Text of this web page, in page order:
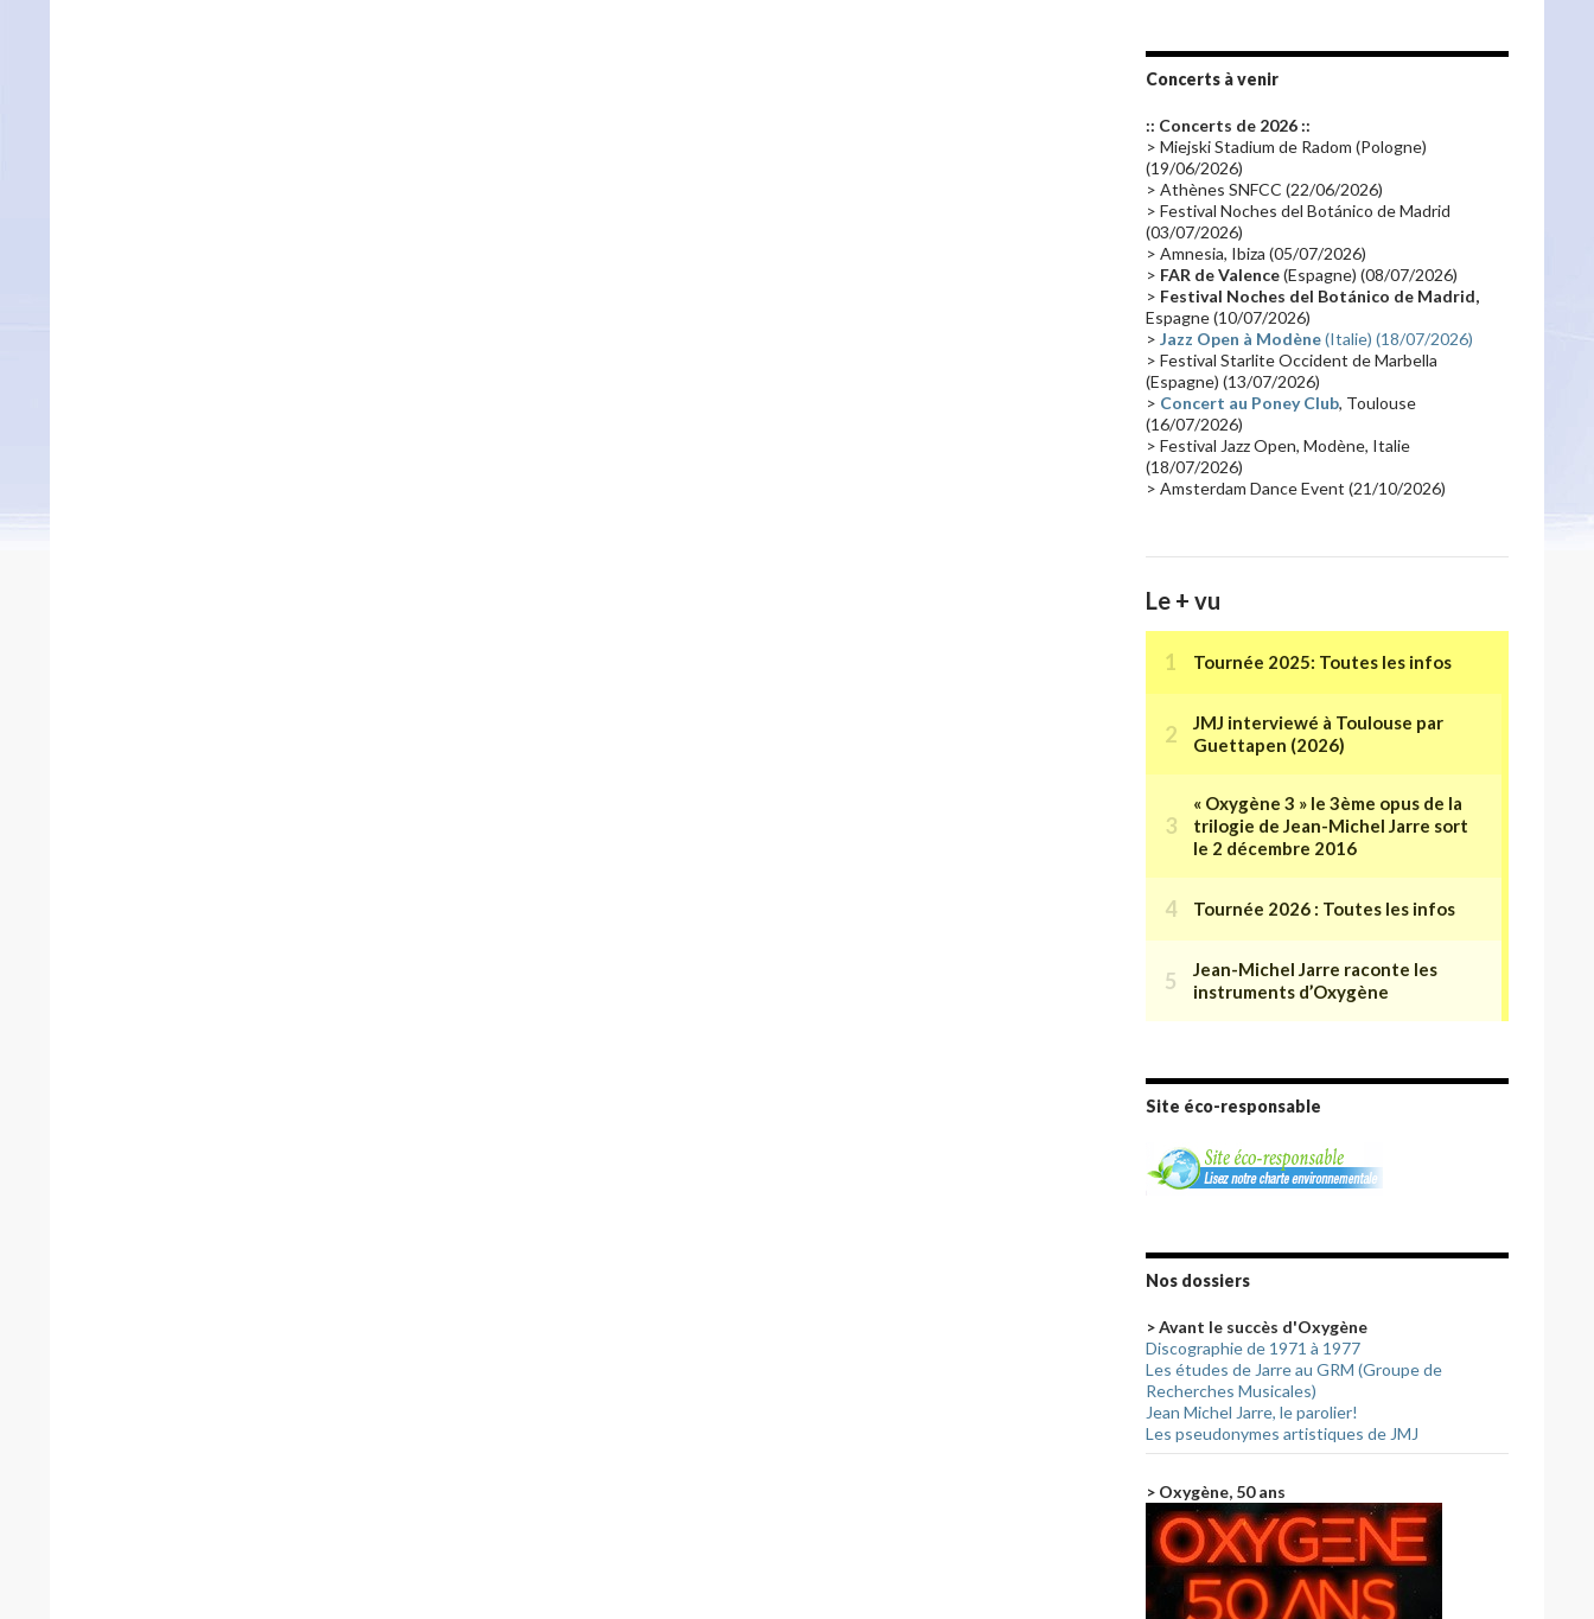
Promo 2019
Emissions 2010 Disques rares
Synthé 70's(20)
Claviériste(19) Groupe de Recherche Musicale
France 2 (18)
Critique(17) Coffret(17) Chronologie(16)
Passages radio(16)
Synthé 80's(16) Les concerts en Chine (16)
Cinéma(16) Houston
Synthé Roland Belgique
Récompense(14) Collaborations 70's(14)
Astronomie(14) France Inter(14)
Concerts à venir
:: Concerts de 2026 ::
> Miejski Stadium de Radom (Pologne)
(19/06/2026)
> Athènes SNFCC (22/06/2026)
> Festival Noches del Botánico de Madrid
(03/07/2026)
> Amnesia, Ibiza (05/07/2026)
> FAR de Valence(Espagne) (08/07/2026)
> Festival Noches del Botánico de Madrid,
Espagne (10/07/2026)
> Jazz Open à Modène(Italie) (18/07/2026)
> Festival Starlite Occident de Marbella
(Espagne) (13/07/2026)
> Concert au Poney Club, Toulouse
(16/07/2026)
> Festival Jazz Open, Modène, Italie
(18/07/2026)
> Amsterdam Dance Event (21/10/2026)
Le + vu
Site éco-responsable
Nos dossiers
> Avant le succès d'Oxygène
Discographie de 1971 à 1977
Les études de Jarre au GRM (Groupe de
Recherches Musicales)
Jean Michel Jarre, le parolier!
Les pseudonymes artistiques de JMJ
> Oxygène, 50 ans